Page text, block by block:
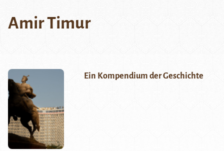
Amir Timur
Ein Kompendium der Geschichte